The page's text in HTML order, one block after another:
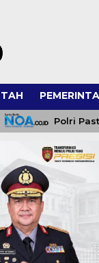
Polri Pastikan